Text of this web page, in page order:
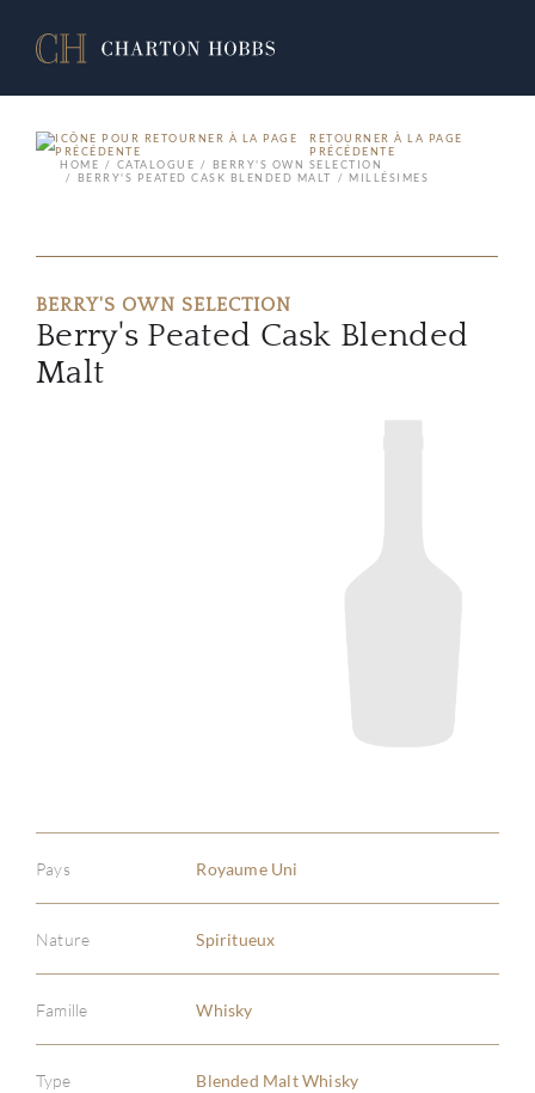
RETOURNER À LA PAGE
PRÉCÉDENTE
HOME
CATALOGUE
BERRY'S OWN SELECTION
BERRY'S PEATED CASK BLENDED MALT
MILLÉSIMES
BERRY'S OWN SELECTION
Berry's Peated Cask Blended
Malt
Pays Royaume Uni
Nature Spiritueux
Famille Whisky
Type Blended Malt Whisky